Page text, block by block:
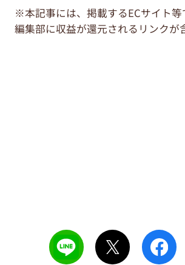
※本記事には、掲載するECサイト等
編集部に収益が還元されるリンクが